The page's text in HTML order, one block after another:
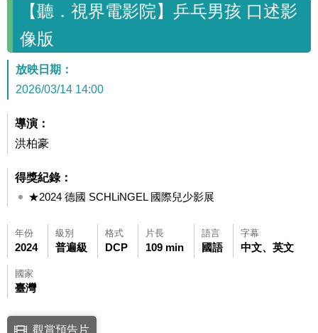
【聽．視界電影院】乒乓男孩 口述影
像版
放映日期：
2026/03/14 14:00
導演：
洪柏豪
得獎紀錄：
★2024 德國 SCHLiNGEL 國際兒少影展
年份
2024
級別
普遍級
格式
DCP
片長
109 min
語言
國語
字幕
中文、英文
國家
臺灣
點擊下列連結開啟視窗後，可使用鍵盤Tab鍵移至影片中央播放鍵，再
觀賞預告片